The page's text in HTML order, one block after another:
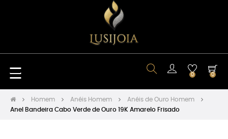
Toggle
navigation
☰ 0 0
Homem Anéis Homem
Anéis de Ouro Homem
Anel Bandeira Cabo Verde de Ouro 19K Amarelo Frisado